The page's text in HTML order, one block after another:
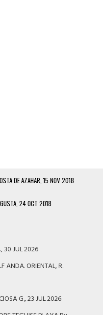
DE AZAHAR, 15 NOV 2018
24 OCT 2018
30 JUL 2026
ANDA. ORIENTAL, R.
G., 23 JUL 2026